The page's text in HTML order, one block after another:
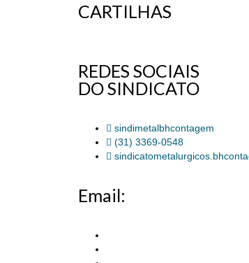
CARTILHAS
REDES SOCIAIS
DO SINDICATO
sindimetalbhcontagem
(31) 3369-0548
Email: